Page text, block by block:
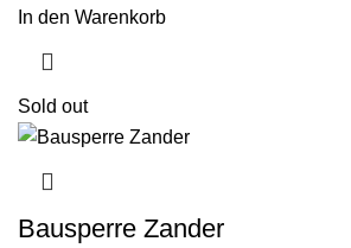
In den Warenkorb
Sold out
Bausperre Zander